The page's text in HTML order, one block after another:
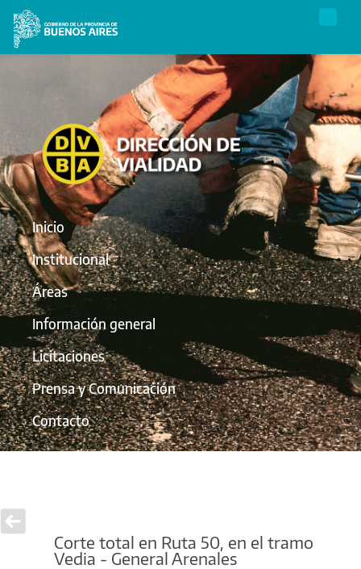
Inicio
Institucional
Áreas
Información general
Licitaciones
Prensa y Comunicación
Contacto
Corte total en Ruta 50, en el tramo
Vedia - General Arenales